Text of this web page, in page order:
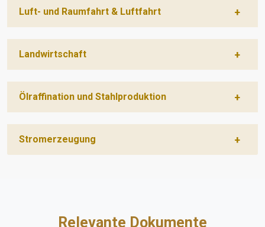
Luft- und Raumfahrt & Luftfahrt
Landwirtschaft
Ölraffination und Stahlproduktion
Stromerzeugung
Relevante Dokumente